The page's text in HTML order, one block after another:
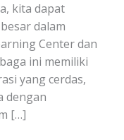
kita dapat
dalam
Center dan
ini memiliki
yang cerdas,
dengan
[…]